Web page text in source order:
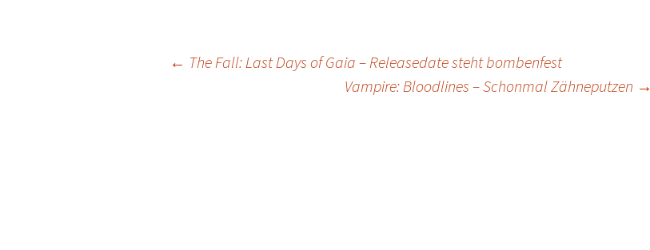
← The Fall: Last Days of Gaia – Releasedate steht bombenfest
Vampire: Bloodlines – Schonmal Zähneputzen →